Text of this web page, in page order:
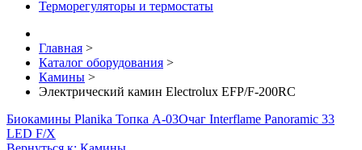
Терморегуляторы и термостаты
Главная >
Каталог оборудования >
Камины >
Электрический камин Electrolux EFP/F-200RC
Биокамины Planika Топка A-03Очаг Interflame Panoramic 33
LED F/X